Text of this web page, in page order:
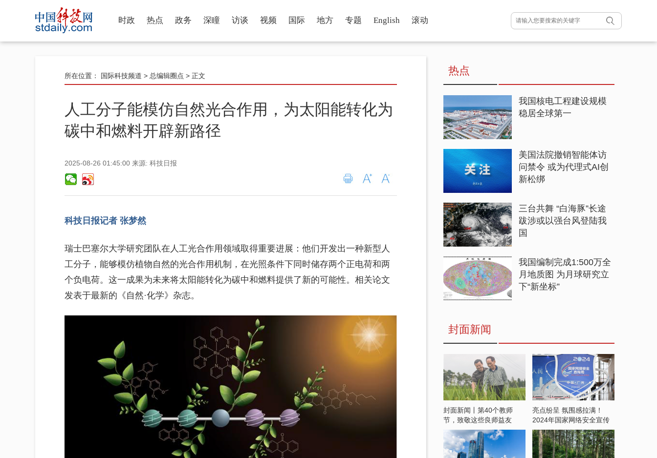
时政 热点 政务 深瞳 访谈 视频 国际 地方 专题 English 滚动
所在位置： 国际科技频道 > 总编辑圈点 > 正文
人工分子能模仿自然光合作用，为太阳能转化为
碳中和燃料开辟新路径
2025-08-26 01:45:00 来源: 科技日报
科技日报记者 张梦然
瑞士巴塞尔大学研究团队在人工光合作用领域取得重要进展：他们开发出一种新型人
工分子，能够模仿植物自然的光合作用机制，在光照条件下同时储存两个正电荷和两
个负电荷。这一成果为未来将太阳能转化为碳中和燃料提供了新的可能性。相关论文
发表于最新的《自然·化学》杂志。
热点
我国核电工程建设规模
稳居全球第一
美国法院撤销智能体访
问禁令 或为代理式AI创
新松绑
三台共舞 “白海豚”长途
跋涉或以强台风登陆我
国
我国编制完成1:500万全
月地质图 为月球研究立
下“新坐标”
封面新闻
封面新闻丨第40个教师
节，致敬这些良师益友
亮点纷呈 氛围感拉满！
2024年国家网络安全宣传
周开启